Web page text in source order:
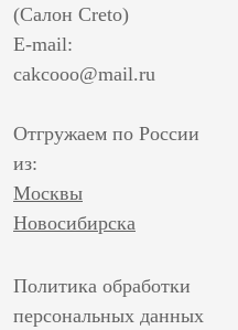
(Салон Creto)
E-mail:
cakcooo@mail.ru
Отгружаем по России
из:
Москвы
Новосибирска
Политика обработки
персональных данных